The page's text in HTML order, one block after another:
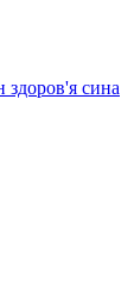
здоров'я сина